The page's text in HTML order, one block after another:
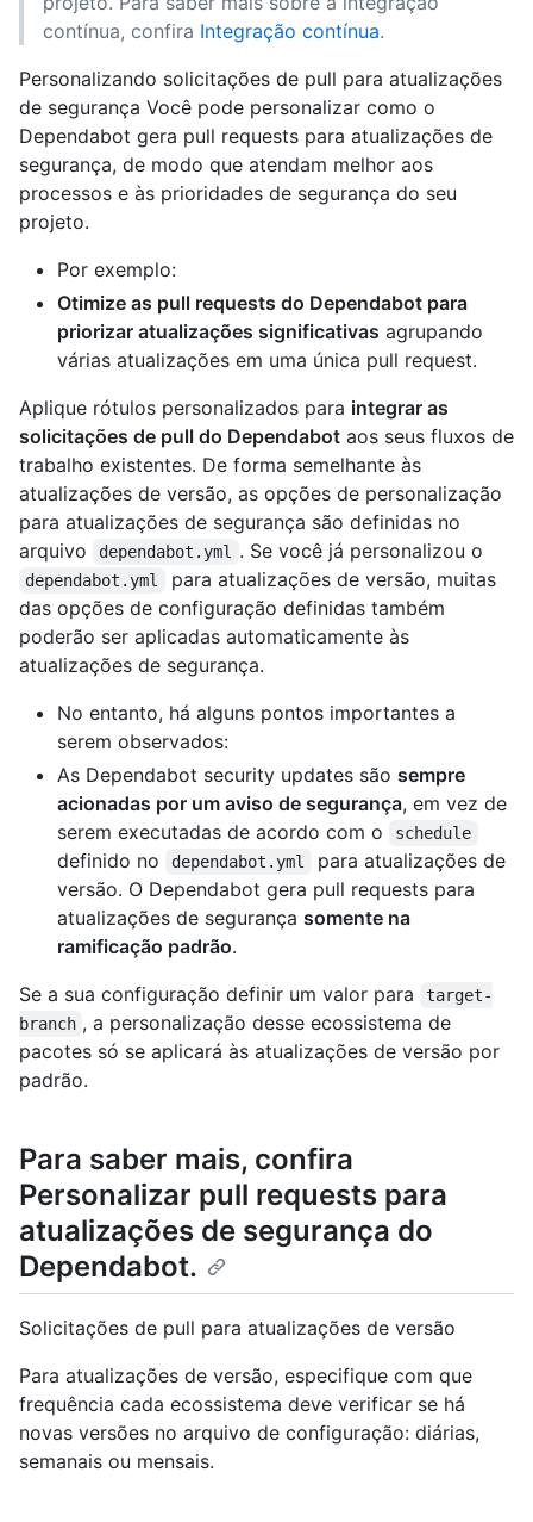
contínua, confira Integração contínua.
Personalizando solicitações de pull para atualizações
de segurança Você pode personalizar como o
Dependabot gera pull requests para atualizações de
segurança, de modo que atendam melhor aos
processos e às prioridades de segurança do seu
projeto.
Por exemplo:
Otimize as pull requests do Dependabot para
priorizar atualizações significativas agrupando
várias atualizações em uma única pull request.
Aplique rótulos personalizados para integrar as
solicitações de pull do Dependabot aos seus fluxos de
trabalho existentes. De forma semelhante às
atualizações de versão, as opções de personalização
para atualizações de segurança são definidas no
arquivo
dependabot.yml . Se você já personalizou o
dependabot.yml
para atualizações de versão, muitas
das opções de configuração definidas também
poderão ser aplicadas automaticamente às
atualizações de segurança.
No entanto, há alguns pontos importantes a
serem observados:
As Dependabot security updates são sempre
acionadas por um aviso de segurança, em vez de
serem executadas de acordo com o
schedule
definido no dependabot.yml
para atualizações de
versão. O Dependabot gera pull requests para
atualizações de segurança somente na
ramificação padrão.
Se a sua configuração definir um valor para
target-
branch , a personalização desse ecossistema de
pacotes só se aplicará às atualizações de versão por
padrão.
Para saber mais, confira
Personalizar pull requests para
atualizações de segurança do
Dependabot.
Solicitações de pull para atualizações de versão
Para atualizações de versão, especifique com que
frequência cada ecossistema deve verificar se há
novas versões no arquivo de configuração: diárias,
semanais ou mensais.